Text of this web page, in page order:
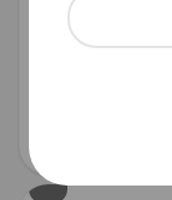
Auta krajowe
Miesięczna rata